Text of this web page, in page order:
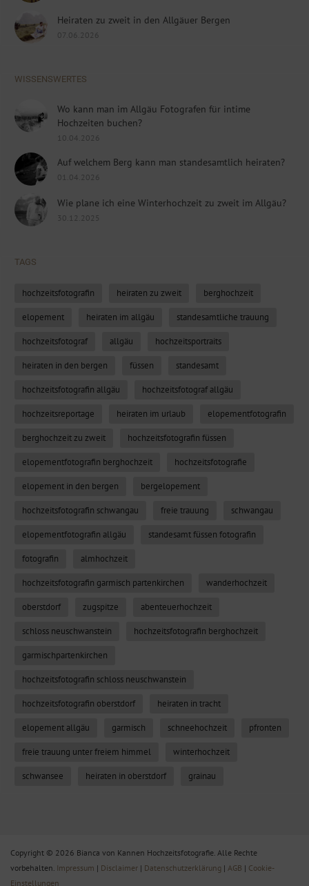
Heiraten zu zweit in den Allgäuer Bergen
07.06.2026
WISSENSWERTES
Wo kann man im Allgäu Fotografen für intime
Hochzeiten buchen?
10.04.2026
Auf welchem Berg kann man standesamtlich heiraten?
01.04.2026
Wie plane ich eine Winterhochzeit zu zweit im Allgäu?
30.12.2025
TAGS
hochzeitsfotografin heiraten zu zweit berghochzeit
elopement heiraten im allgäu standesamtliche trauung
hochzeitsfotograf allgäu hochzeitsportraits
heiraten in den bergen füssen standesamt
hochzeitsfotografin allgäu hochzeitsfotograf allgäu
hochzeitsreportage heiraten im urlaub elopementfotografin
berghochzeit zu zweit hochzeitsfotografin füssen
elopementfotografin berghochzeit hochzeitsfotografie
elopement in den bergen bergelopement
hochzeitsfotografin schwangau freie trauung schwangau
elopementfotografin allgäu standesamt füssen fotografin
fotografin almhochzeit
hochzeitsfotografin garmisch partenkirchen wanderhochzeit
oberstdorf zugspitze abenteuerhochzeit
schloss neuschwanstein hochzeitsfotografin berghochzeit
garmischpartenkirchen
hochzeitsfotografin schloss neuschwanstein
hochzeitsfotografin oberstdorf heiraten in tracht
elopement allgäu garmisch schneehochzeit pfronten
freie trauung unter freiem himmel winterhochzeit
schwansee heiraten in oberstdorf grainau
Copyright © 2026 Bianca von Kannen Hochzeitsfotografie. Alle Rechte
vorbehalten. Impressum | Disclaimer | Datenschutzerklärung | AGB | Cookie-
Einstellungen